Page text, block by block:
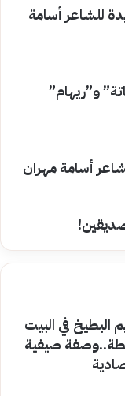
للشاعر أسامة
و”ريهام”
أسامة مهران
في البيت
صيفية